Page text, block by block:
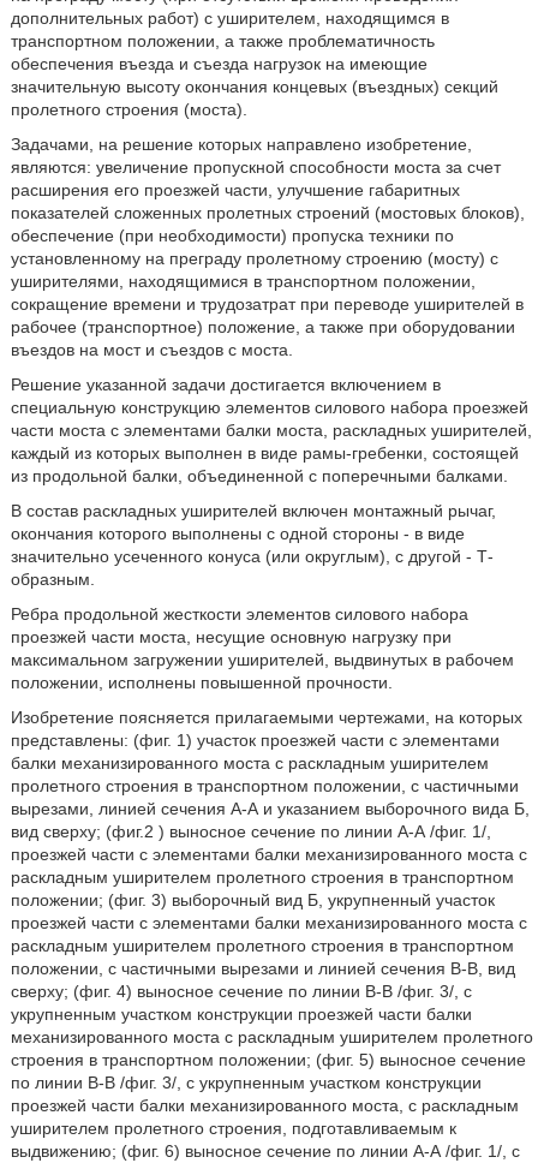
дополнительных работ) с уширителем, находящимся в
транспортном положении, а также проблематичность
обеспечения въезда и съезда нагрузок на имеющие
значительную высоту окончания концевых (въездных) секций
пролетного строения (моста).
Задачами, на решение которых направлено изобретение,
являются: увеличение пропускной способности моста за счет
расширения его проезжей части, улучшение габаритных
показателей сложенных пролетных строений (мостовых блоков),
обеспечение (при необходимости) пропуска техники по
установленному на преграду пролетному строению (мосту) с
уширителями, находящимися в транспортном положении,
сокращение времени и трудозатрат при переводе уширителей в
рабочее (транспортное) положение, а также при оборудовании
въездов на мост и съездов с моста.
Решение указанной задачи достигается включением в
специальную конструкцию элементов силового набора проезжей
части моста с элементами балки моста, раскладных уширителей,
каждый из которых выполнен в виде рамы-гребенки, состоящей
из продольной балки, объединенной с поперечными балками.
В состав раскладных уширителей включен монтажный рычаг,
окончания которого выполнены с одной стороны - в виде
значительно усеченного конуса (или округлым), с другой - Т-
образным.
Ребра продольной жесткости элементов силового набора
проезжей части моста, несущие основную нагрузку при
максимальном загружении уширителей, выдвинутых в рабочем
положении, исполнены повышенной прочности.
Изобретение поясняется прилагаемыми чертежами, на которых
представлены: (фиг. 1) участок проезжей части с элементами
балки механизированного моста с раскладным уширителем
пролетного строения в транспортном положении, с частичными
вырезами, линией сечения А-А и указанием выборочного вида Б,
вид сверху; (фиг.2 ) выносное сечение по линии А-А /фиг. 1/,
проезжей части с элементами балки механизированного моста с
раскладным уширителем пролетного строения в транспортном
положении; (фиг. 3) выборочный вид Б, укрупненный участок
проезжей части с элементами балки механизированного моста с
раскладным уширителем пролетного строения в транспортном
положении, с частичными вырезами и линией сечения В-В, вид
сверху; (фиг. 4) выносное сечение по линии В-В /фиг. 3/, с
укрупненным участком конструкции проезжей части балки
механизированного моста с раскладным уширителем пролетного
строения в транспортном положении; (фиг. 5) выносное сечение
по линии В-В /фиг. 3/, с укрупненным участком конструкции
проезжей части балки механизированного моста, с раскладным
уширителем пролетного строения, подготавливаемым к
выдвижению; (фиг. 6) выносное сечение по линии А-А /фиг. 1/, с